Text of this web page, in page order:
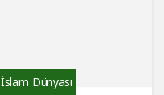
İslam Dünyası